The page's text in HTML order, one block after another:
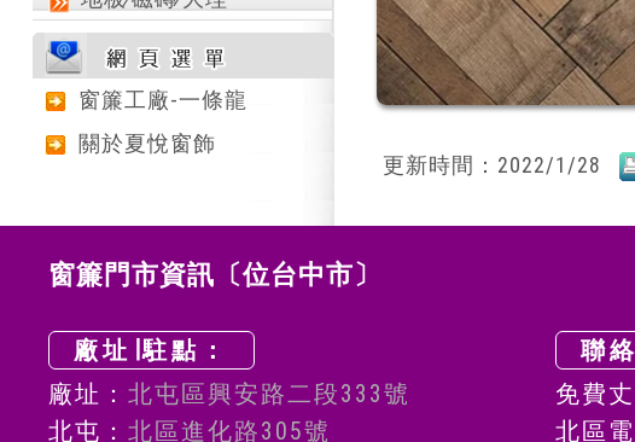
窗簾工廠-一條龍
關於夏悅窗飾
更新時間：2022/1/28
窗簾門市資訊〔位台中市〕
廠址∣駐點：
廠址： 北屯區興安路二段333號
北屯： 北區進化路305號
聯
免費
北區電